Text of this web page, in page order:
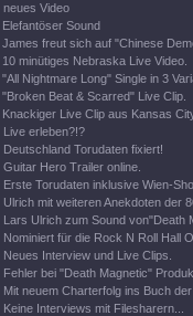
neues Video
Elefantöser Sound
James freut sich auf "Chinese
10 minütiges Nebraska Live Video.
"All Nightmare Long" Single in 3
"Broken Beat & Scarred" Live Clip.
Knackiger Live Clip aus Kansas
Live erleben?!?
Deutschland Torudaten fixiert!
Guitar Hero Trailer online.
Erste Torudaten inklusive Wien-
Ulrich mit weiteren Anekdoten der
Lars Ulrich zum Sound von"Death
Nominiert für die Rock N Roll Hall
Neues Interview und Live Clips.
Fehler bei "Death Magnetic"
Mit neuem Charterfolg ins Buch
Keine Interviews mit Filesharern...